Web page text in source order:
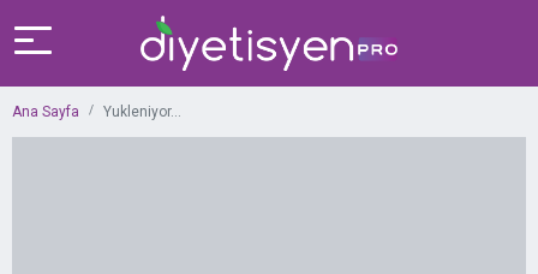
Ana Sayfa Yukleniyor...